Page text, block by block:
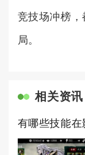
竞技场冲榜
局。
相关资讯
有哪些技能